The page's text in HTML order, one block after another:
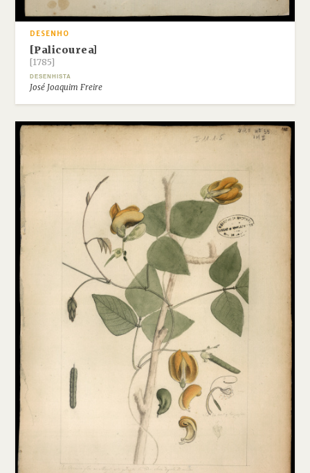
DESENHO
[Palicourea]
[1785]
DESENHISTA
José Joaquim Freire